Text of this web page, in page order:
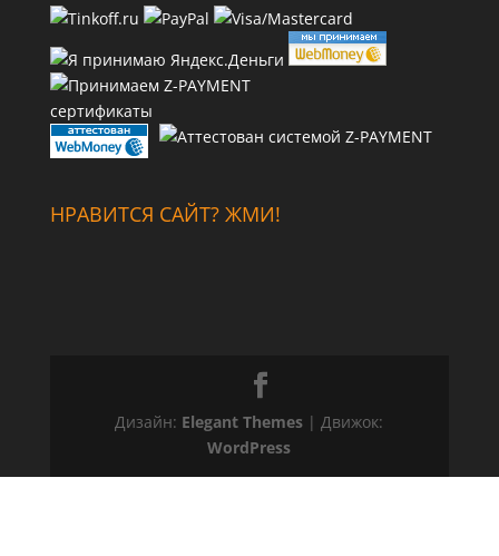
сертификаты
НРАВИТСЯ САЙТ? ЖМИ!
Дизайн: Elegant Themes | Движок:
WordPress